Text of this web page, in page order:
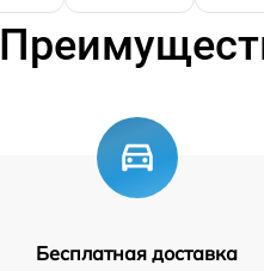
Бесплатная доставка